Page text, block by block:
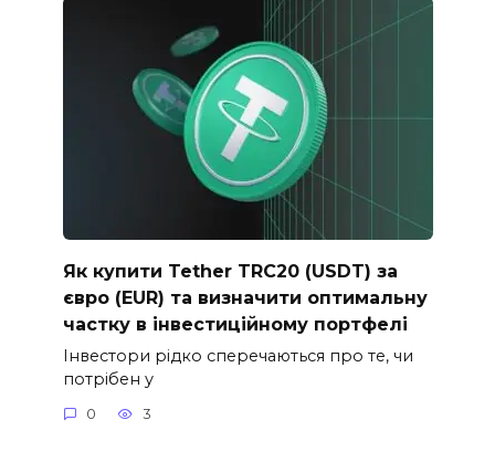
Як купити Tether TRC20 (USDT) за
євро (EUR) та визначити оптимальну
частку в інвестиційному портфелі
Інвестори рідко сперечаються про те, чи
потрібен у
0 3